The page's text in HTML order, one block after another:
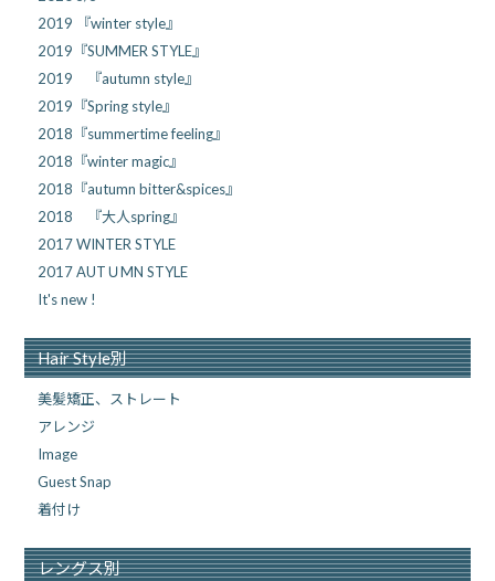
2019 『winter style』
2019『SUMMER STYLE』
2019 『autumn style』
2019『Spring style』
2018『summertime feeling』
2018『winter magic』
2018『autumn bitter&spices』
2018 『大人spring』
2017 WINTER STYLE
2017 AUTＵMN STYLE
It's new !
Hair Style別
美髪矯正、ストレート
アレンジ
Image
Guest Snap
着付け
レングス別